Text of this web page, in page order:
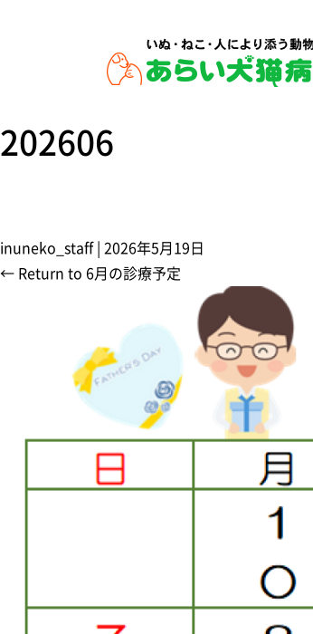
202606
inuneko_staff
2026年5月19日
← Return to 6月の診療予定